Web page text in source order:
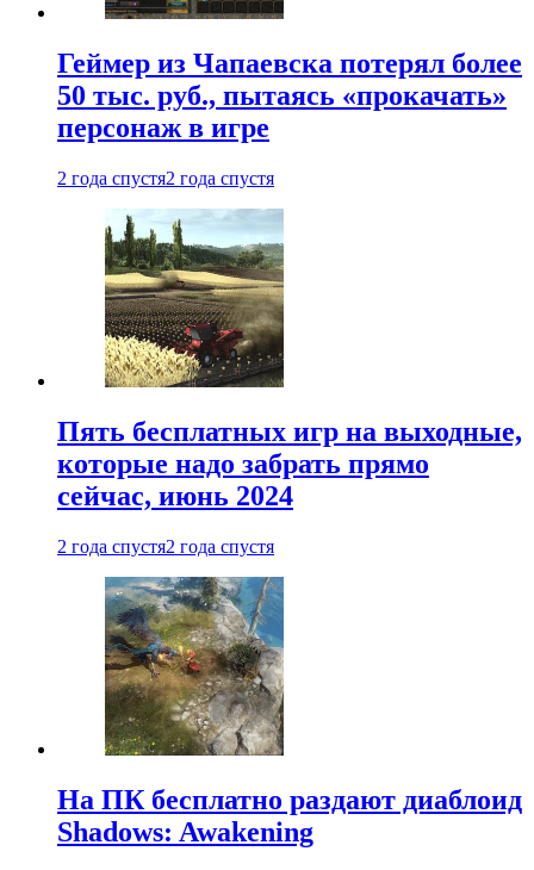
Геймер из Чапаевска потерял более
50 тыс. руб., пытаясь «прокачать»
персонаж в игре
2 года спустя2 года спустя
Пять бесплатных игр на выходные,
которые надо забрать прямо
сейчас, июнь 2024
2 года спустя2 года спустя
На ПК бесплатно раздают диаблоид
Shadows: Awakening